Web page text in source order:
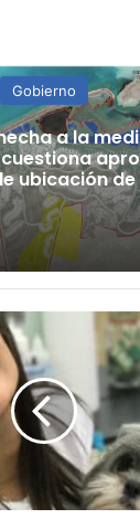
Gobierno
a la
ubicación de